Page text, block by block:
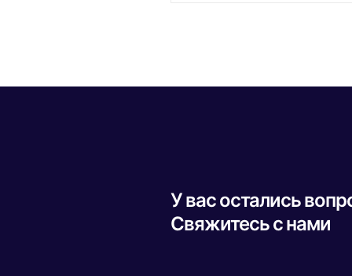
У вас остались
Свяжитесь с нами